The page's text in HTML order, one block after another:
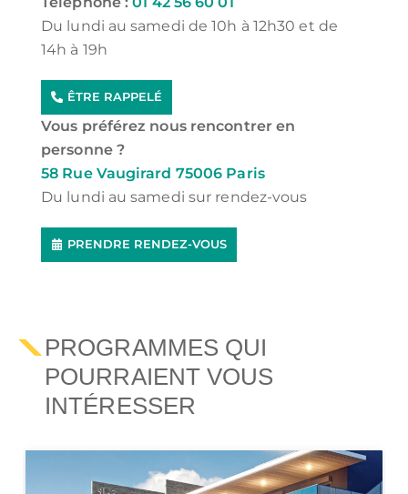
Du lundi au samedi de 10h à 12h30 et de
14h à 19h
ÊTRE RAPPELÉ
Vous préférez nous rencontrer en
personne ?
58 Rue Vaugirard 75006 Paris
Du lundi au samedi sur rendez-vous
PRENDRE RENDEZ-VOUS
PROGRAMMES QUI
POURRAIENT VOUS
INTÉRESSER